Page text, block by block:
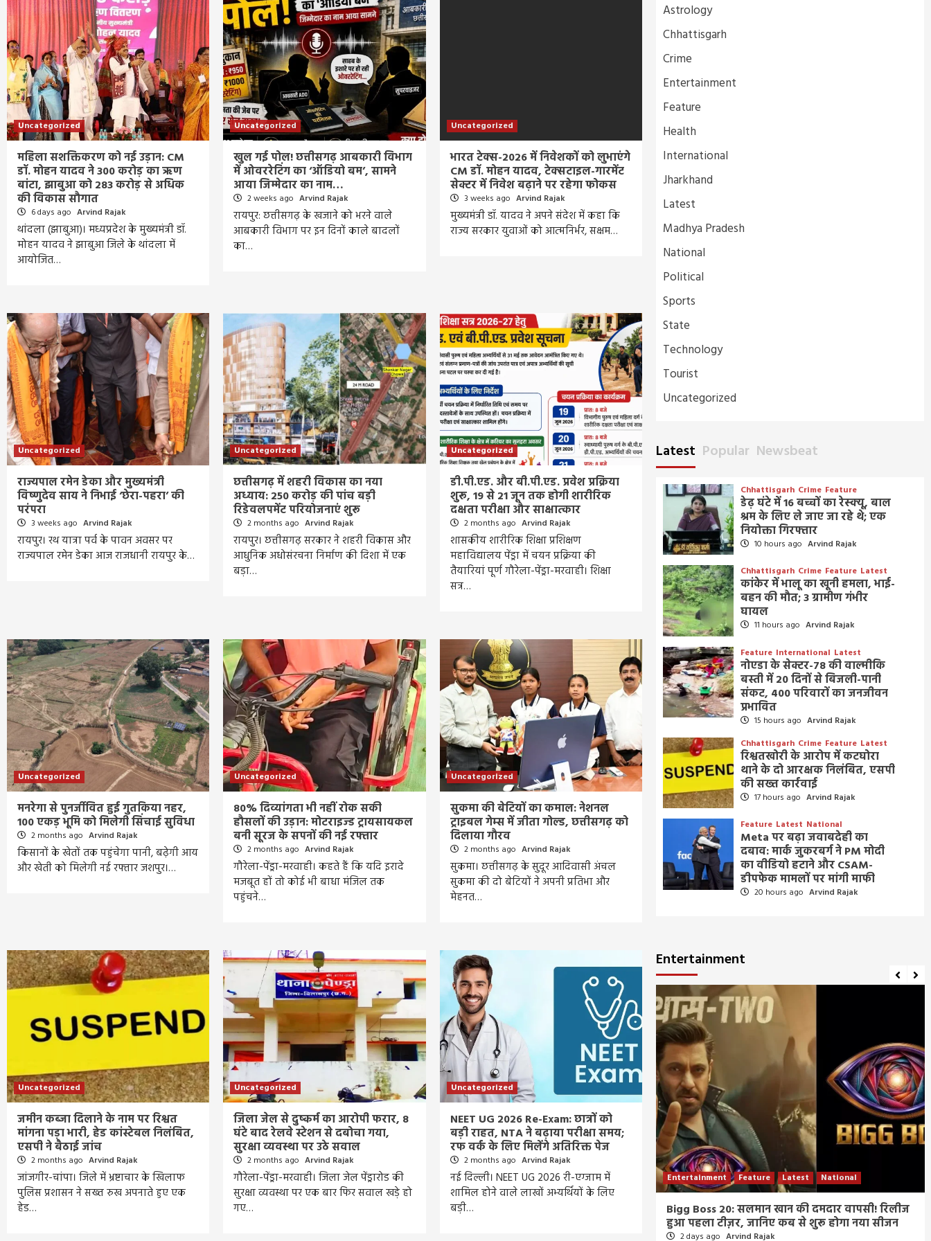
Uncategorized
महिला सशक्तिकरण को नई उड़ान: CM
डॉ. मोहन यादव ने 300 करोड़ का ऋण
बांटा, झाबुआ को 283 करोड़ से अधिक
की विकास सौगात
6 days ago Arvind Rajak
थांदला (झाबुआ)। मध्यप्रदेश के मुख्यमंत्री डॉ.
मोहन यादव ने झाबुआ जिले के थांदला में
आयोजित…
Uncategorized
खुल गई पोल! छत्तीसगढ़ आबकारी विभाग
में ओवररेटिंग का ‘ऑडियो बम’, सामने
आया जिम्मेदार का नाम…
2 weeks ago Arvind Rajak
रायपुर: छत्तीसगढ़ के खजाने को भरने वाले
आबकारी विभाग पर इन दिनों काले बादलों
का…
Uncategorized
भारत टेक्स-2026 में निवेशकों को लुभाएंगे
CM डॉ. मोहन यादव, टेक्सटाइल-गारमेंट
सेक्टर में निवेश बढ़ाने पर रहेगा फोकस
3 weeks ago Arvind Rajak
मुख्यमंत्री डॉ. यादव ने अपने संदेश में कहा कि
राज्य सरकार युवाओं को आत्मनिर्भर, सक्षम…
Uncategorized
राज्यपाल रमेन डेका और मुख्यमंत्री
विष्णुदेव साय ने निभाई ‘छेरा-पहरा’ की
परंपरा
3 weeks ago Arvind Rajak
रायपुर। रथ यात्रा पर्व के पावन अवसर पर
राज्यपाल रमेन डेका आज राजधानी रायपुर के…
Uncategorized
छत्तीसगढ़ में शहरी विकास का नया
अध्याय: 250 करोड़ की पांच बड़ी
रिडेवलपमेंट परियोजनाएं शुरू
2 months ago Arvind Rajak
रायपुर। छत्तीसगढ़ सरकार ने शहरी विकास और
आधुनिक अधोसंरचना निर्माण की दिशा में एक
बड़ा…
Uncategorized
डी.पी.एड. और बी.पी.एड. प्रवेश प्रक्रिया
शुरू, 19 से 21 जून तक होगी शारीरिक
दक्षता परीक्षा और साक्षात्कार
2 months ago Arvind Rajak
शासकीय शारीरिक शिक्षा प्रशिक्षण
महाविद्यालय पेंड्रा में चयन प्रक्रिया की
तैयारियां पूर्ण गौरेला-पेंड्रा-मरवाही। शिक्षा
सत्र…
Uncategorized
मनरेगा से पुनर्जीवित हुई गुतकिया नहर,
100 एकड़ भूमि को मिलेगी सिंचाई सुविधा
2 months ago Arvind Rajak
किसानों के खेतों तक पहुंचेगा पानी, बढ़ेगी आय
और खेती को मिलेगी नई रफ्तार जशपुर।…
Uncategorized
80% दिव्यांगता भी नहीं रोक सकी
हौसलों की उड़ान: मोटराइज्ड ट्रायसायकल
बनी सूरज के सपनों की नई रफ्तार
2 months ago Arvind Rajak
गौरेला-पेंड्रा-मरवाही। कहते हैं कि यदि इरादे
मजबूत हों तो कोई भी बाधा मंजिल तक
पहुंचने…
Uncategorized
सुकमा की बेटियों का कमाल: नेशनल
ट्राइबल गेम्स में जीता गोल्ड, छत्तीसगढ़ को
दिलाया गौरव
2 months ago Arvind Rajak
सुकमा। छत्तीसगढ़ के सुदूर आदिवासी अंचल
सुकमा की दो बेटियों ने अपनी प्रतिभा और
मेहनत…
Uncategorized
जमीन कब्जा दिलाने के नाम पर रिश्वत
मांगना पड़ा भारी, हेड कांस्टेबल निलंबित,
एसपी ने बैठाई जांच
2 months ago Arvind Rajak
जांजगीर-चांपा। जिले में भ्रष्टाचार के खिलाफ
पुलिस प्रशासन ने सख्त रुख अपनाते हुए एक
हेड…
Uncategorized
जिला जेल से दुष्कर्म का आरोपी फरार, 8
घंटे बाद रेलवे स्टेशन से दबोचा गया,
सुरक्षा व्यवस्था पर उठे सवाल
2 months ago Arvind Rajak
गौरेला-पेंड्रा-मरवाही। जिला जेल पेंड्रारोड की
सुरक्षा व्यवस्था पर एक बार फिर सवाल खड़े हो
गए…
Uncategorized
NEET UG 2026 Re-Exam: छात्रों को
बड़ी राहत, NTA ने बढ़ाया परीक्षा समय;
रफ वर्क के लिए मिलेंगे अतिरिक्त पेज
2 months ago Arvind Rajak
नई दिल्ली। NEET UG 2026 री-एग्जाम में
शामिल होने वाले लाखों अभ्यर्थियों के लिए
बड़ी…
Astrology
Chhattisgarh
Crime
Entertainment
Feature
Health
International
Jharkhand
Latest
Madhya Pradesh
National
Political
Sports
State
Technology
Tourist
Uncategorized
Latest Popular Newsbeat
Chhattisgarh Crime Feature
डेढ़ घंटे में 16 बच्चों का रेस्क्यू, बाल
श्रम के लिए ले जाए जा रहे थे; एक
नियोक्ता गिरफ्तार
10 hours ago Arvind Rajak
Chhattisgarh Crime Feature Latest
कांकेर में भालू का खूनी हमला, भाई-
बहन की मौत; 3 ग्रामीण गंभीर
घायल
11 hours ago Arvind Rajak
Feature International Latest
नोएडा के सेक्टर-78 की वाल्मीकि
बस्ती में 20 दिनों से बिजली-पानी
संकट, 400 परिवारों का जनजीवन
प्रभावित
15 hours ago Arvind Rajak
Chhattisgarh Crime Feature Latest
रिश्वतखोरी के आरोप में कटघोरा
थाने के दो आरक्षक निलंबित, एसपी
की सख्त कार्रवाई
17 hours ago Arvind Rajak
Feature Latest National
Meta पर बढ़ा जवाबदेही का
दबाव: मार्क जुकरबर्ग ने PM मोदी
का वीडियो हटाने और CSAM-
डीपफेक मामलों पर मांगी माफी
20 hours ago Arvind Rajak
Entertainment
Entertainment Feature Latest National
दिग्गज पार्श्व गायिका जमुना रानी का निधन, 88 वर्ष की उम्र
Entertainment Feature Latest National
Bigg Boss 20: सलमान खान की दमदार वापसी! रिलीज
हुआ पहला टीज़र, जानिए कब से शुरू होगा नया सीजन
2 days ago Arvind Rajak